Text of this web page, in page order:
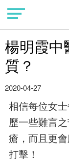
楊明霞中
質？
2020-04-27
相信每位女
歷一些難言
瘡，而且更
打擊！